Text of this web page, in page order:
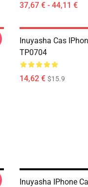
37,67 € - 44,11 €
Inuyasha Cas
TP0704
14,62 € $15.9
Inuyasha IPhone